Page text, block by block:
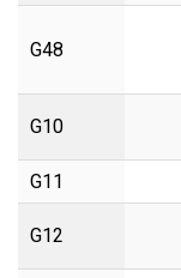
G48
G10
G11
G12